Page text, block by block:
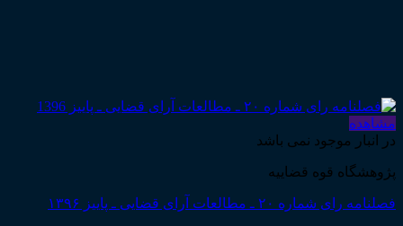
مشاهده
در انبار موجود نمی باشد
پژوهشگاه قوه قضاییه
فصلنامه رای شماره ۲۰ ـ مطالعات آرای قضایی ـ پاییز ۱۳۹۶